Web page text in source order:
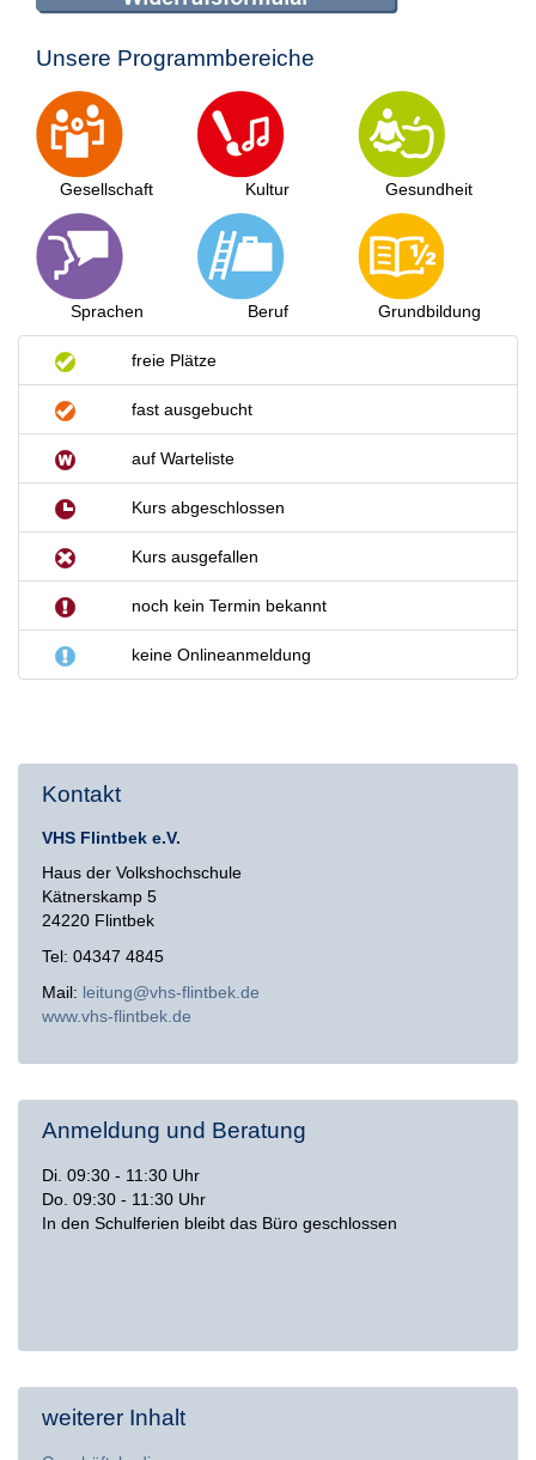
Unsere Programmbereiche
Gesellschaft
Sprachen
Kultur
Beruf
Gesundheit
Grundbildung
freie Plätze
fast ausgebucht
auf Warteliste
Kurs abgeschlossen
Kurs ausgefallen
noch kein Termin bekannt
keine Onlineanmeldung
Kontakt
VHS Flintbek e.V.
Haus der Volkshochschule
Kätnerskamp 5
24220 Flintbek
Tel: 04347 4845
Mail: leitung@vhs-flintbek.de
www.vhs-flintbek.de
Anmeldung und Beratung
Di. 09:30 - 11:30 Uhr
Do. 09:30 - 11:30 Uhr
In den Schulferien bleibt das Büro geschlossen
weiterer Inhalt